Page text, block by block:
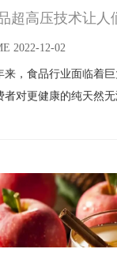
超高压技术让人
2022-12-02
来，食品行业面临着
者对更健康的纯天然